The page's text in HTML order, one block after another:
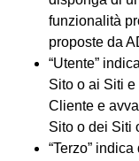
funzionalità
proposte da
“Utente”
Sito o ai Siti
Cliente e
Sito o dei Siti
“Terzo”